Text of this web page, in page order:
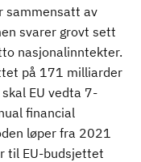
sammensatt av
svarer grovt sett
nasjonalinntekter.
på 171 milliarder
EU vedta 7-
financial
løper fra 2021
til EU-budsjettet